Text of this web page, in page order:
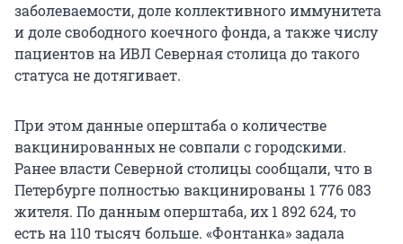
заболеваемости, доле коллективного иммунитета
и доле свободного коечного фонда, а также числу
пациентов на ИВЛ Северная столица до такого
статуса не дотягивает.
При этом данные оперштаба о количестве
вакцинированных не совпали с городскими.
Ранее власти Северной столицы сообщали, что в
Петербурге полностью вакцинированы 1 776 083
жителя. По данным оперштаба, их 1 892 624, то
есть на 110 тысяч больше. «Фонтанка» задала